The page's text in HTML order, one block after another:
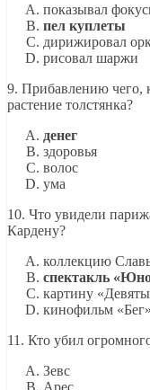
показывал
пел куплеты
дирижировал
рисовал шаржи
9. Прибавлению чего,
растение толстянка?
денег
здоровья
волос
ума
10. Что увидели
Кардену?
коллекцию
спектакль
картину
кинофильм «Бег»
11. Кто убил
Зевс
Арес